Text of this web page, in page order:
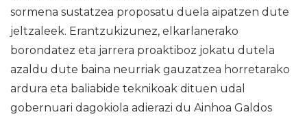
sormena sustatzea proposatu duela aipatzen dute
jeltzaleek. Erantzukizunez, elkarlanerako
borondatez eta jarrera proaktiboz jokatu dutela
azaldu dute baina neurriak gauzatzea horretarako
ardura eta baliabide teknikoak dituen udal
gobernuari dagokiola adierazi du Ainhoa Galdos